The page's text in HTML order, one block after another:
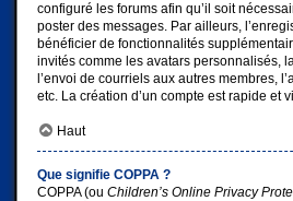
configuré les forums afin qu’il soit
poster des messages. Par ailleurs,
bénéficier de fonctionnalités
invités comme les avatars personnalisés,
l’envoi de courriels aux autres membres,
etc. La création d’un compte est rapide et
Haut
Que signifie COPPA ?
COPPA (ou Children’s Online Privacy